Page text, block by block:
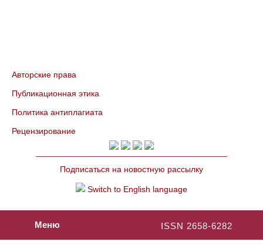
Авторские права
Публикационная этика
Политика антиплагиата
Рецензирование
Подписаться на новостную рассылку
Switch to English language
ISSN 2658-6282
Меню